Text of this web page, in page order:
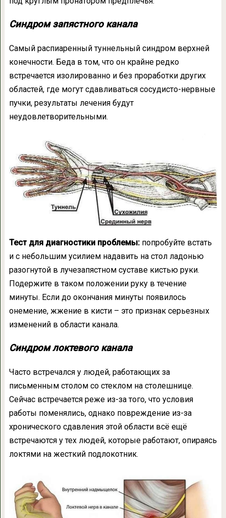
Синдром запястного канала
Самый распиаренный туннельный синдром верхней
конечности. Беда в том, что он крайне редко
встречается изолированно и без проработки других
областей, где могут сдавливаться сосудисто-нервные
пучки, результаты лечения будут
неудовлетворительными.
Тест для диагностики проблемы:попробуйте встать
и с небольшим усилием надавить на стол ладонью
разогнутой в лучезапястном суставе кистью руки.
Подержите в таком положении руку в течение
минуты. Если до окончания минуты появилось
онемение, жжение в кисти – это признак серьезных
изменений в области канала.
Синдром локтевого канала
Часто встречался у людей, работающих за
письменным столом со стеклом на столешнице.
Сейчас встречается реже из-за того, что условия
работы поменялись, однако повреждение из-за
хронического сдавления этой области всё ещё
встречаются у тех людей, которые работают, опираясь
локтями на жесткий подлокотник.